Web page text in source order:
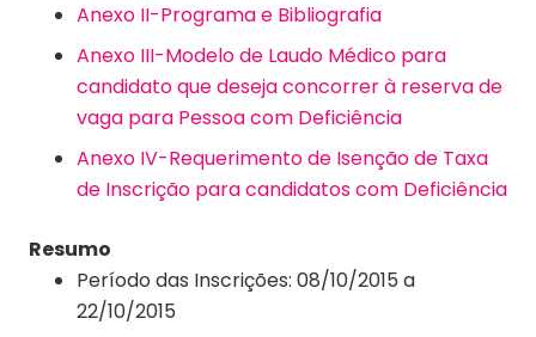
Anexo II-Programa e Bibliografia
Anexo III-Modelo de Laudo Médico para
candidato que deseja concorrer à reserva de
vaga para Pessoa com Deficiência
Anexo IV-Requerimento de Isenção de Taxa
de Inscrição para candidatos com Deficiência
Resumo
Período das Inscrições: 08/10/2015 a
22/10/2015